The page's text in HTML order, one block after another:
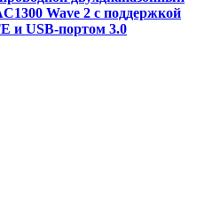
Wave 2 с поддержкой
и USB-портом 3.0